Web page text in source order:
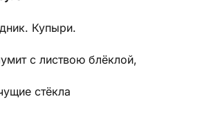
Купыри.
с листвою блёклой,
стёкла